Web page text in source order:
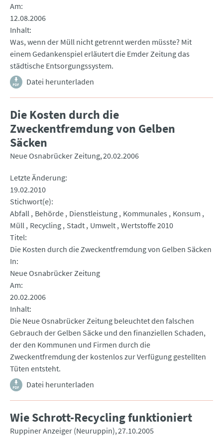
Am
12.08.2006
Inhalt
Was, wenn der Müll nicht getrennt werden müsste? Mit
einem Gedankenspiel erläutert die Emder Zeitung das
städtische Entsorgungssystem.
Datei herunterladen
Die Kosten durch die
Zweckentfremdung von Gelben
Säcken
Neue Osnabrücker Zeitung 20.02.2006
Letzte Änderung
19.02.2010
Stichwort(e)
Abfall Behörde Dienstleistung Kommunales
Konsum
Müll Recycling Stadt Umwelt Wertstoffe 2010
Titel
Die Kosten durch die Zweckentfremdung von Gelben Säcken
In
Neue Osnabrücker Zeitung
Am
20.02.2006
Inhalt
Die Neue Osnabrücker Zeitung beleuchtet den falschen
Gebrauch der Gel­ben Säcke und den finanziellen Schaden,
der den Kommunen und Firmen durch die
Zweckentfremdung der kostenlos zur Verfügung gestellten
Tüten entsteht.
Datei herunterladen
Wie Schrott-Recycling funktioniert
Ruppiner Anzeiger (Neuruppin) 27.10.2005